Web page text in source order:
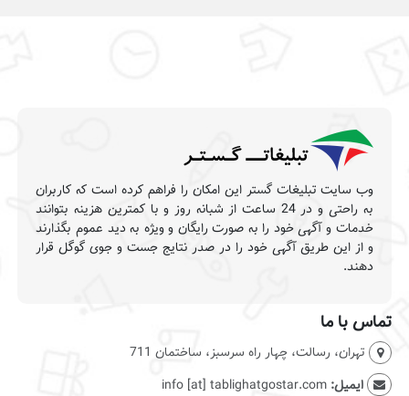
وب سایت تبلیغات گستر این امکان را فراهم کرده است که کاربران
به راحتی و در 24 ساعت از شبانه روز و با کمترین هزینه بتوانند
خدمات و آگهی خود را به صورت رایگان و ویژه به دید عموم بگذارند
و از این طریق آگهی خود را در صدر نتایج جست و جوی گوگل قرار
دهند.
تماس با ما
تهران، رسالت، چهار راه سرسبز، ساختمان 711
ایمیل:info [at] tablighatgostar.com